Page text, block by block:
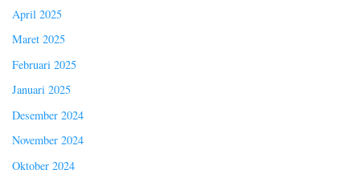
April 2025
Maret 2025
Februari 2025
Januari 2025
Desember 2024
November 2024
Oktober 2024